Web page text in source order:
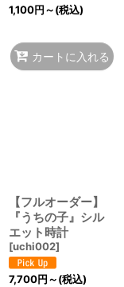
1,100円～(税込)
カートに入れる
【フルオーダー】
『うちの子』シル
エット時計
[uchi002]
7,700円～(税込)